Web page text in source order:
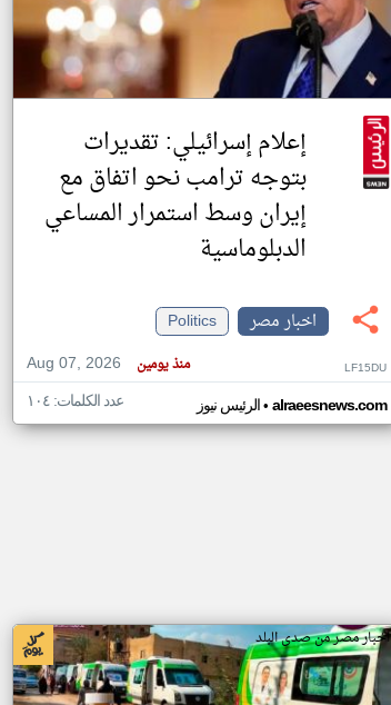
إعلام إسرائيلي: تقديرات
بتوجه ترامب نحو اتفاق مع
إيران وسط استمرار المساعي
الدبلوماسية
اخبار مصر
Politics
Aug 07, 2026
منذ يومين LF15DU
الرئيس نيوز• alraeesnews.com عدد الكلمات: ١٠٤
اخبار مصر من صدى البلد